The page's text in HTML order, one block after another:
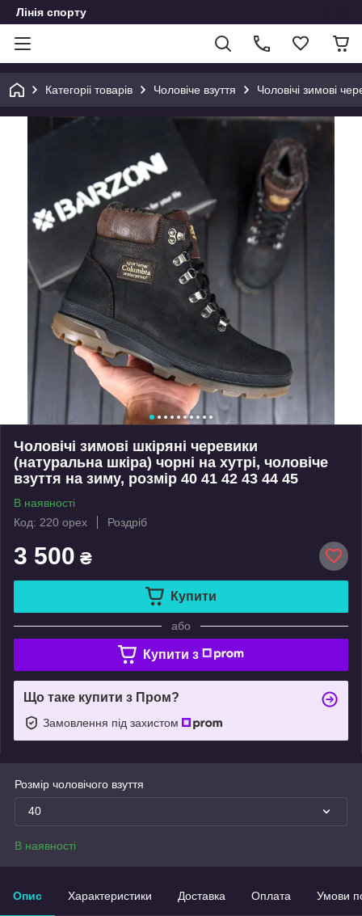
Лінія спорту
Категоріі товарів Чоловіче взуття Чоловічі зимові
Чоловічі зимові шкіряні черевики
(натуральна шкіра) чорні на хутрі, чоловіче
взуття на зиму, розмір 40 41 42 43 44 45
В наявності
Код: 220 орех
Роздріб
3 500 ₴
Купити
або
Купити з
Що таке купити з Пром?
Замовлення під захистом
Розмір чоловічого взуття
40
В наявності
Опис Характеристики Доставка Оплата Умови